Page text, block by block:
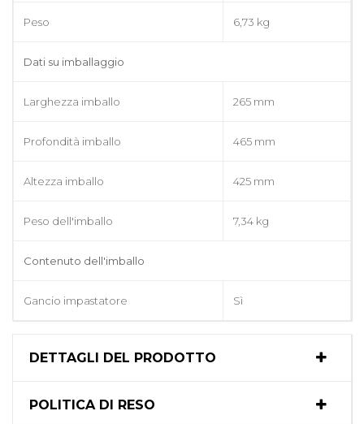
Peso 6,73 kg
Dati su imballaggio
Larghezza imballo 265 mm
Profondità imballo 465 mm
Altezza imballo 425 mm
Peso dell'imballo 7,34 kg
Contenuto dell'imballo
Gancio impastatore Sì
DETTAGLI DEL PRODOTTO
POLITICA DI RESO